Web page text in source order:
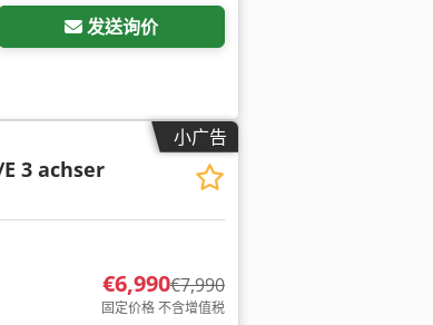
发送询价
小广告
E 3 achser
€6,990€7,990
固定价格 不含增值税